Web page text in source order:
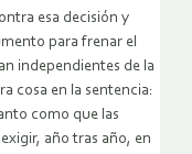
esa decisión y
para frenar el
independientes de la
cosa en la sentencia:
como que las
año tras año, en